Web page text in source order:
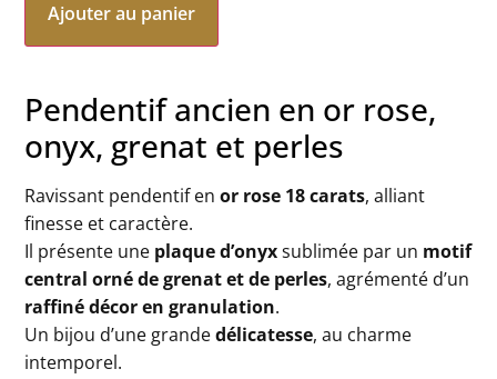
Ajouter au panier
Pendentif ancien en or rose,
onyx, grenat et perles
Ravissant pendentif enor rose 18 carats, alliant
finesse et caractère.
Il présente une plaque d’onyxsublimée par un motif
central orné de grenat et de perles, agrémenté d’un
raffiné décor en granulation.
Un bijou d’une grandedélicatesse, au charme
intemporel.